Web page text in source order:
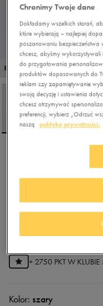
PROMO: DO -30%
SPIRIDON CAGE 2
(najniższa cena
439,99złz Vat
+ 2750 PKT W KLUBIE
Kolor: szary
Chronimy Twoje dane
Dokładamy wszelkich starań,
które wybierają – najlepiej
poszanowaniu bezpieczeństwa
chcesz, abyśmy
do przygotowania
produktów dopasowanych do
reklam czy zapamiętywanie
swoją decyzję i ustawienia
chcesz otrzymywać
preferencji, wybierz „Odrzuć
naszą
politykę prywatności.